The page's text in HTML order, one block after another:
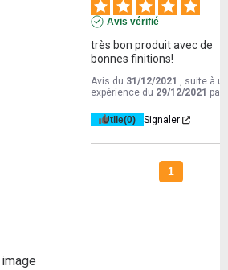
Avis vérifié
très bon produit avec de
bonnes finitions!
Avis du 31/12/2021 , suite à
expérience du 29/12/2021 par
Utile(0) Signaler
1